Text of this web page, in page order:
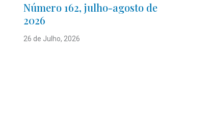
Número 162, julho-agosto de
2026
26 de Julho, 2026